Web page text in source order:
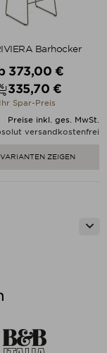

Barhocker
373,00 €
Preis
335,70 €
Ihr Spar-Preis
Preise inkl. ges. MwSt.
versandkostenfrei
ZEIGEN